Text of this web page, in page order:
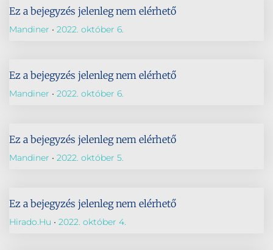
Ez a bejegyzés jelenleg nem elérhető
Mandiner 2022. október 6.
Ez a bejegyzés jelenleg nem elérhető
Mandiner 2022. október 6.
Ez a bejegyzés jelenleg nem elérhető
Mandiner 2022. október 5.
Ez a bejegyzés jelenleg nem elérhető
Hirado.hu 2022. október 4.